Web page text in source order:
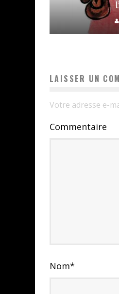
LAISSER UN
Votre adresse e-
Commentaire
Nom*